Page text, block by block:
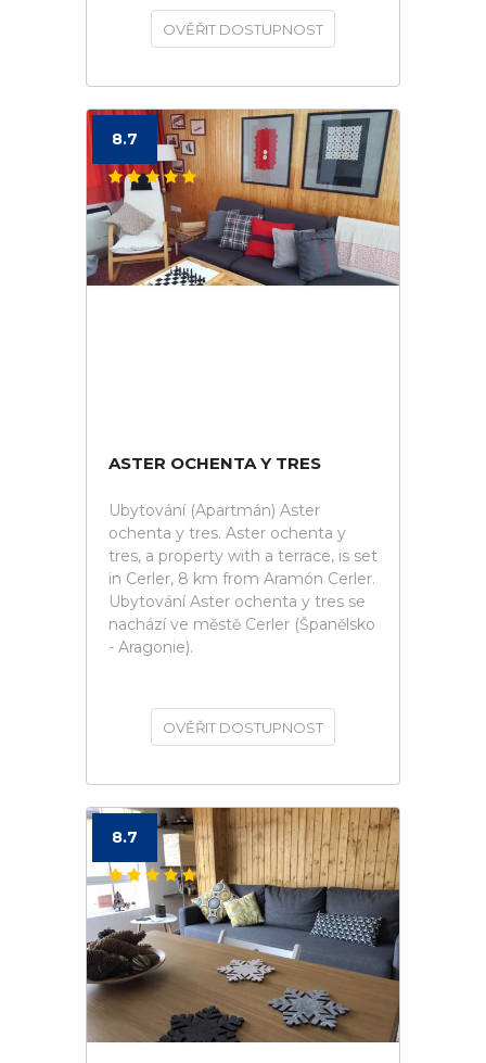
OVĚŘIT DOSTUPNOST
8.7
ASTER OCHENTA Y TRES
Ubytování (Apartmán) Aster
ochenta y tres. Aster ochenta y
tres, a property with a terrace, is set
in Cerler, 8 km from Aramón Cerler.
Ubytování Aster ochenta y tres se
nachází ve městě Cerler (Španělsko
- Aragonie).
OVĚŘIT DOSTUPNOST
8.7